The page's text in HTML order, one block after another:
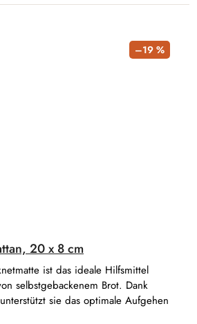
–19 %
20 x 8 cm
ist das ideale Hilfsmittel
selbstgebackenem Brot. Dank
sie das optimale Aufgehen